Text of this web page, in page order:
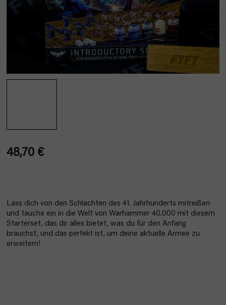
48,70 €
Lass dich von den Schlachten des 41. Jahrhunderts mitreißen
und tauche ein in die Welt von Warhammer 40.000 mit diesem
Starterset, das dir alles bietet, was du für den Anfang
brauchst, und das perfekt ist, um deine aktuelle Armee zu
erweitern!